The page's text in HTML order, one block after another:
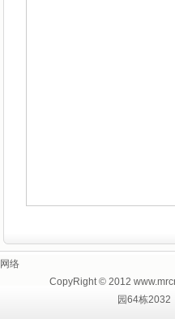
络
CopyRight © 2012
园64栋